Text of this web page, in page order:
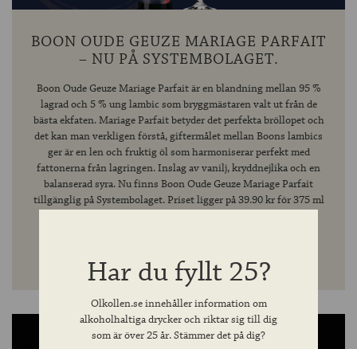
BOON OUDE GEUZE MARIAGE PARFAIT
– NU PÅ SYSTEMBOLAGET.
Boon Oude Geuze Mariage Parfait är en blandning mellan 95 %
lagrad och 5 % ung lambic som bryggmästaren valt ut från de
bästa ekfaten. Mariage Parfait betyder det perfekta bröllopet och
det kan man verkligen förstå, giftermålet mellan Boons lambics
ger är en len och fruktig öl som harmoniserar perfekt med
fattonerna från lagringen. Inslag av vanilj, kryddnejlika och en
balanserad syra. Nu finns Boon Oude Geuze Mariage Parfait
tillgänglig på Systembolaget. Priset ligger på 39.90 kr för 375 ml
Har du fyllt 25?
Olkollen.se innehåller information om
alkoholhaltiga drycker och riktar sig till dig
som är över 25 år. Stämmer det på dig?